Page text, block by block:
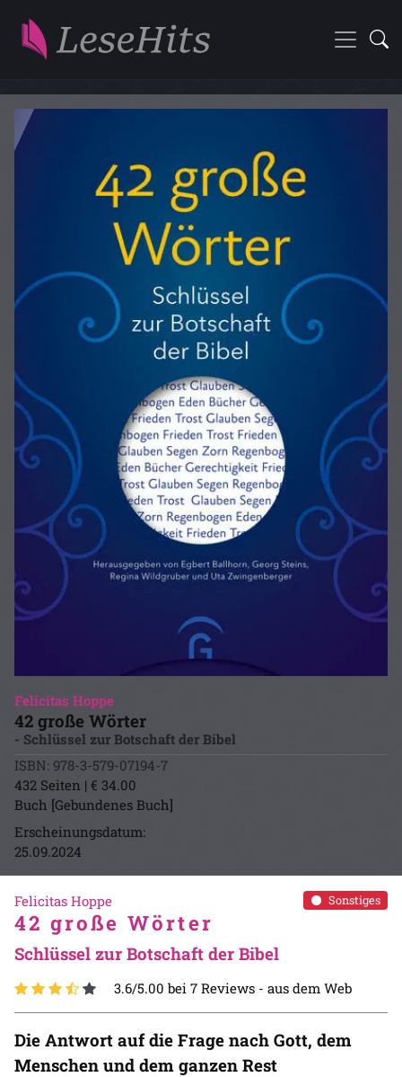
Felicitas Hoppe
42 große Wörter
- Schlüssel zur Botschaft der Bibel
ISBN: 978-3-579-07194-7
432 Seiten | € 34.00
Buch [Gebundenes Buch]
Erscheinungsdatum:
25.09.2024
Sonstiges
Felicitas Hoppe
42 große Wörter
Schlüssel zur Botschaft der Bibel
3.6/5.00 bei 7 Reviews - aus dem Web
Die Antwort auf die Frage nach Gott, dem
Menschen und dem ganzen Rest